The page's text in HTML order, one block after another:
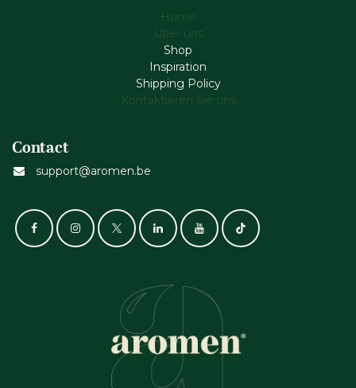
Home
Über uns
Shop
Inspiration
Shipping Policy
Kontaktieren Sie uns
Contact
support@aromen.be